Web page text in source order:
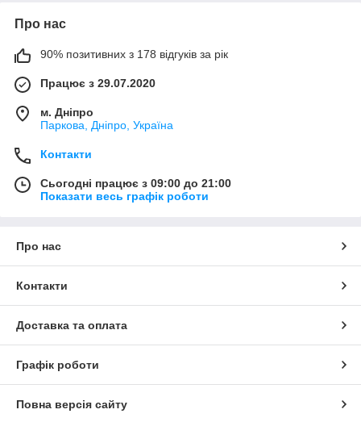
Про нас
90% позитивних з 178 відгуків за рік
Працює з 29.07.2020
м. Дніпро
Паркова, Дніпро, Україна
Контакти
Сьогодні працює з 09:00 до 21:00
Показати весь графік роботи
Про нас
Контакти
Доставка та оплата
Графік роботи
Повна версія сайту